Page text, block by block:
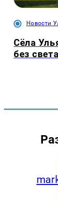
Новости
Сёла
без